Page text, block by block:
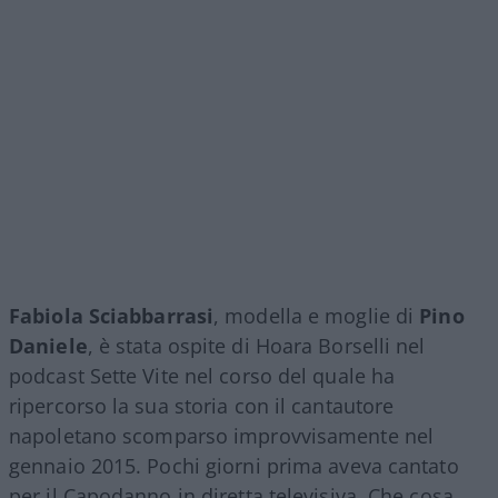
Fabiola Sciabbarrasi, modella e moglie di Pino
Daniele, è stata ospite di Hoara Borselli nel
podcast Sette Vite nel corso del quale ha
ripercorso la sua storia con il cantautore
napoletano scomparso improvvisamente nel
gennaio 2015. Pochi giorni prima aveva cantato